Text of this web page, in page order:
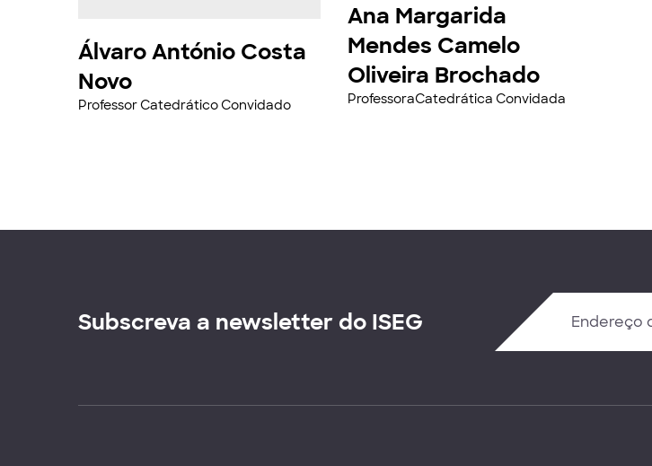
Álvaro António Costa
Novo
Professor Catedrático Convidado
Ana Margarida
Mendes Camelo
Oliveira Brochado
ProfessoraCatedrática Convidada
Subscreva a newsletter do ISEG